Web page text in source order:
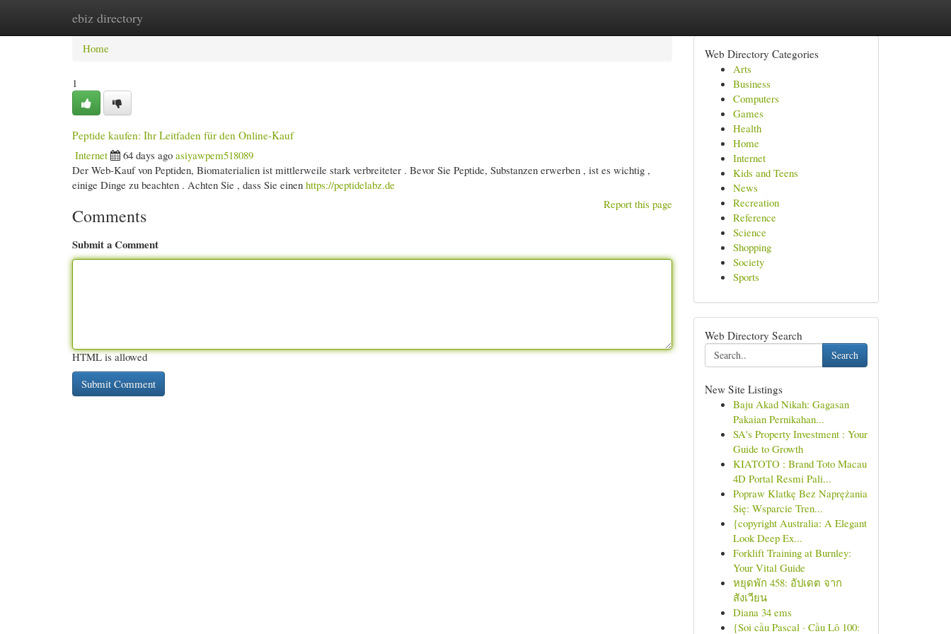
ebiz directory
Home New Site Listings
Home
1
Peptide kaufen: Ihr Leitfaden für den Online-Kauf
Internet
64 days ago asiyawpem518089
Der Web-Kauf von Peptiden, Biomaterialien ist mittlerweile stark verbreiteter . Bevor Sie Peptide, Substanzen erwerben , ist es wichtig ,
einige Dinge zu beachten . Achten Sie , dass Sie einen https://peptidelabz.de
Report this page
Comments
Submit a Comment
HTML is allowed
Web Directory Categories
Arts
Business
Computers
Games
Health
Home
Internet
Kids and Teens
News
Recreation
Reference
Science
Shopping
Society
Sports
Web Directory Search
Search
New Site Listings
Baju Akad Nikah: Gagasan
Pakaian Pernikahan...
SA's Property Investment : Your
Guide to Growth
KIATOTO : Brand Toto Macau
4D Portal Resmi Pali...
Popraw Klatkę Bez Naprężania
Się: Wsparcie Tren...
{copyright Australia: A Elegant
Look Deep Ex...
Forklift Training at Burnley:
Your Vital Guide
หยุดพัก 458: อัปเดต จาก
สังเวียน
Diana 34 ems
{Soi cầu Pascal · Cầu Lô 100: